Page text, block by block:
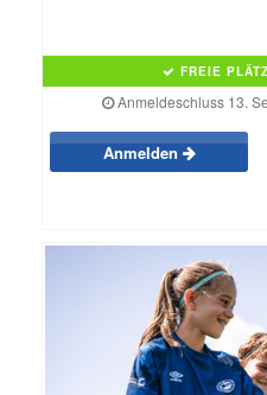
FREIE
Anmeldeschluss 13.
Anmelden